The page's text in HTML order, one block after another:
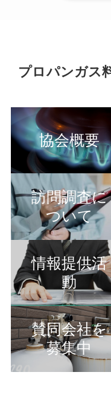
プロパンガス
協会概要
訪問調査に
ついて
情報提供活
動
賛同会社を
募集中